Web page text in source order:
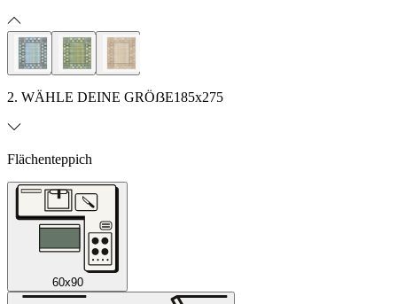
2. WÄHLE DEINE GRÖẞE185x275
Flächenteppich
60x90